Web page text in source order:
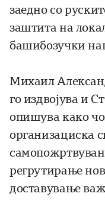
заедно со
заштита на
башибозучки
Михаил
го издвојува и
опишува како
организациска
регрутирање
доставување